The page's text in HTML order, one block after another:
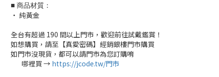
■ 商品材質：
‧ 純黃金
全台有超過 190 間以上門市，歡迎前往試戴鑑賞！
如想購買，請至【真愛密碼】經銷銀樓門市購買
如門市沒現貨，都可以請門市為您訂購唷
哪裡買 → https://jcode.tw/門市